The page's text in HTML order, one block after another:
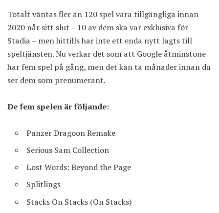
Totalt väntas fler än 120 spel vara tillgängliga innan
2020 når sitt slut – 10 av dem ska var exklusiva för
Stadia – men hittills har inte ett enda nytt lagts till
speltjänsten. Nu verkar det som att Google åtminstone
har fem spel på gång, men det kan ta månader innan du
ser dem som prenumerant.
De fem spelen är följande:
Panzer Dragoon Remake
Serious Sam Collection
Lost Words: Beyond the Page
Splitlings
Stacks On Stacks (On Stacks)